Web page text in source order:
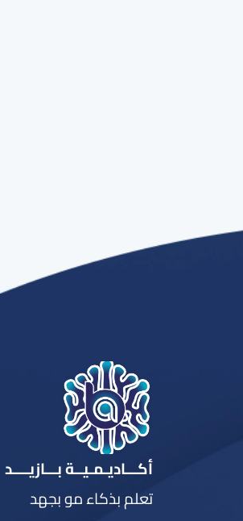
أكـــاديـمـيــة بـــازيــــد
تعلم بذكاء مو بجهد